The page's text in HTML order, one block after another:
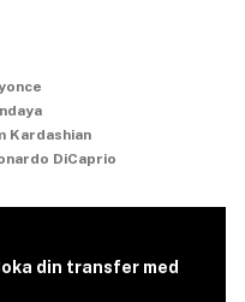
Kardashian
DiCaprio
din transfer med